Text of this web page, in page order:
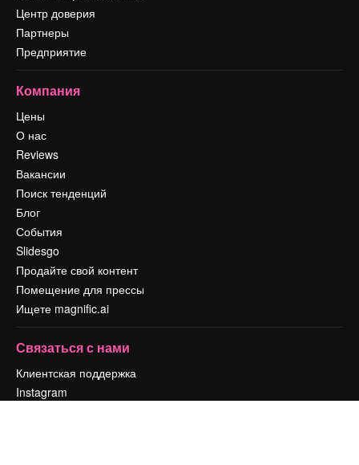
Центр доверия
Партнеры
Предприятие
Компания
Цены
О нас
Reviews
Вакансии
Поиск тенденций
Блог
События
Slidesgo
Продайте свой контент
Помещение для прессы
Ищете magnific.ai
Связаться с нами
Клиентская поддержка
Instagram